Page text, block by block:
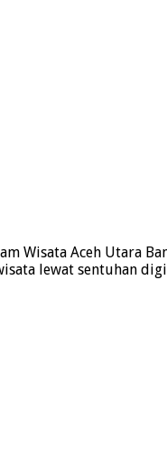
Wisata Aceh Utara
lewat sentuhan